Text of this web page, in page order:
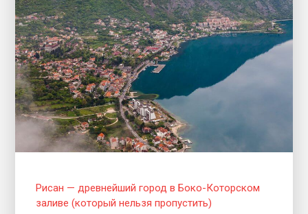
Рисан — древнейший город в Боко-Которском
заливе (который нельзя пропустить)